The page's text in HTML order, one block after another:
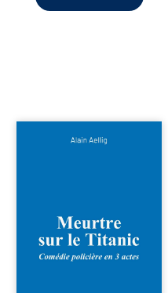
Et si le naufrage n’avait pas
les profondeurs de l’Atlantique.
Sept décennies plus tard, la
découverte de l’épave fait
resurgir un secret que l’on